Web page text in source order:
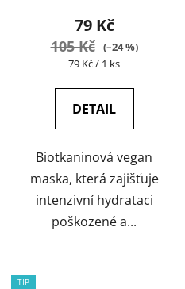
79 Kč
105 Kč (–24 %)
Měrná
79 Kč / 1 ks
DETAIL
Biotkaninová vegan
maska, která zajišťuje
intenzivní hydrataci
poškozené a...
TIP